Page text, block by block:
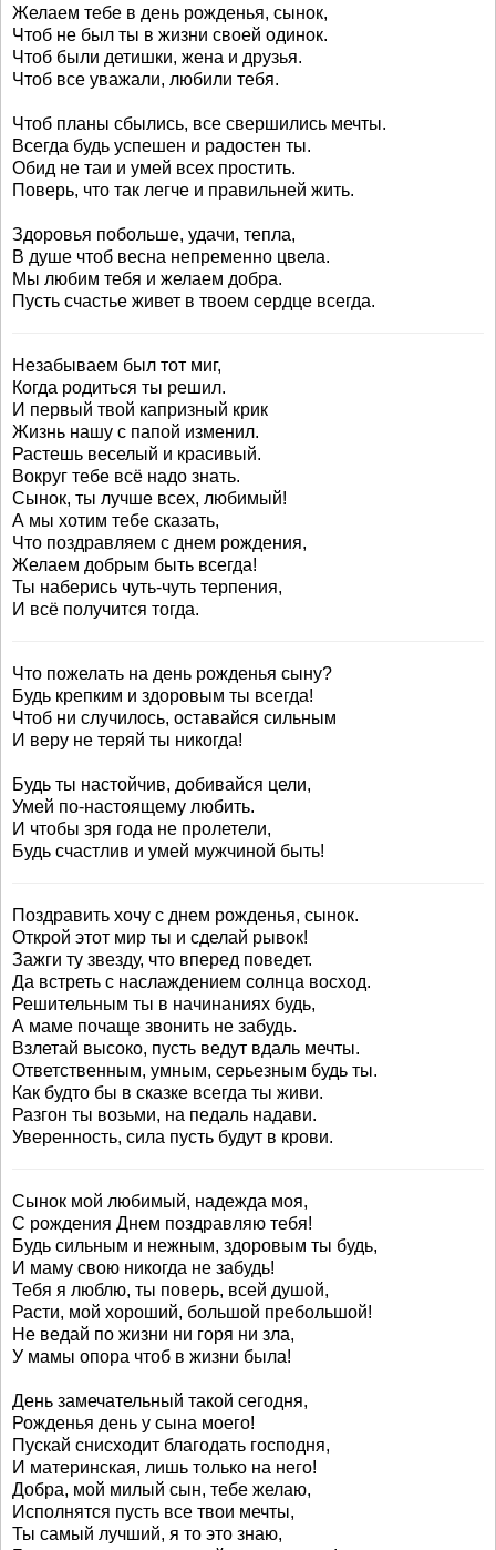
Желаем тебе в день рожденья, сынок,
Чтоб не был ты в жизни своей одинок.
Чтоб были детишки, жена и друзья.
Чтоб все уважали, любили тебя.
Чтоб планы сбылись, все свершились мечты.
Всегда будь успешен и радостен ты.
Обид не таи и умей всех простить.
Поверь, что так легче и правильней жить.
Здоровья побольше, удачи, тепла,
В душе чтоб весна непременно цвела.
Мы любим тебя и желаем добра.
Пусть счастье живет в твоем сердце всегда.
Незабываем был тот миг,
Когда родиться ты решил.
И первый твой капризный крик
Жизнь нашу с папой изменил.
Растешь веселый и красивый.
Вокруг тебе всё надо знать.
Сынок, ты лучше всех, любимый!
А мы хотим тебе сказать,
Что поздравляем с днем рождения,
Желаем добрым быть всегда!
Ты наберись чуть-чуть терпения,
И всё получится тогда.
Что пожелать на день рожденья сыну?
Будь крепким и здоровым ты всегда!
Чтоб ни случилось, оставайся сильным
И веру не теряй ты никогда!
Будь ты настойчив, добивайся цели,
Умей по-настоящему любить.
И чтобы зря года не пролетели,
Будь счастлив и умей мужчиной быть!
Поздравить хочу с днем рожденья, сынок.
Открой этот мир ты и сделай рывок!
Зажги ту звезду, что вперед поведет.
Да встреть с наслаждением солнца восход.
Решительным ты в начинаниях будь,
А маме почаще звонить не забудь.
Взлетай высоко, пусть ведут вдаль мечты.
Ответственным, умным, серьезным будь ты.
Как будто бы в сказке всегда ты живи.
Разгон ты возьми, на педаль надави.
Уверенность, сила пусть будут в крови.
Сынок мой любимый, надежда моя,
С рождения Днем поздравляю тебя!
Будь сильным и нежным, здоровым ты будь,
И маму свою никогда не забудь!
Тебя я люблю, ты поверь, всей душой,
Расти, мой хороший, большой пребольшой!
Не ведай по жизни ни горя ни зла,
У мамы опора чтоб в жизни была!
День замечательный такой сегодня,
Рожденья день у сына моего!
Пускай снисходит благодать господня,
И материнская, лишь только на него!
Добра, мой милый сын, тебе желаю,
Исполнятся пусть все твои мечты,
Ты самый лучший, я то это знаю,